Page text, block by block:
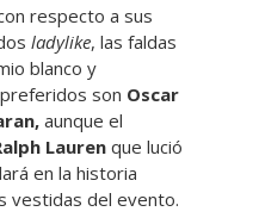
respecto a sus
ladylike, las faldas
blanco y
son Oscar
aunque el
Laurenque lució
en la historia
vestidas del evento.